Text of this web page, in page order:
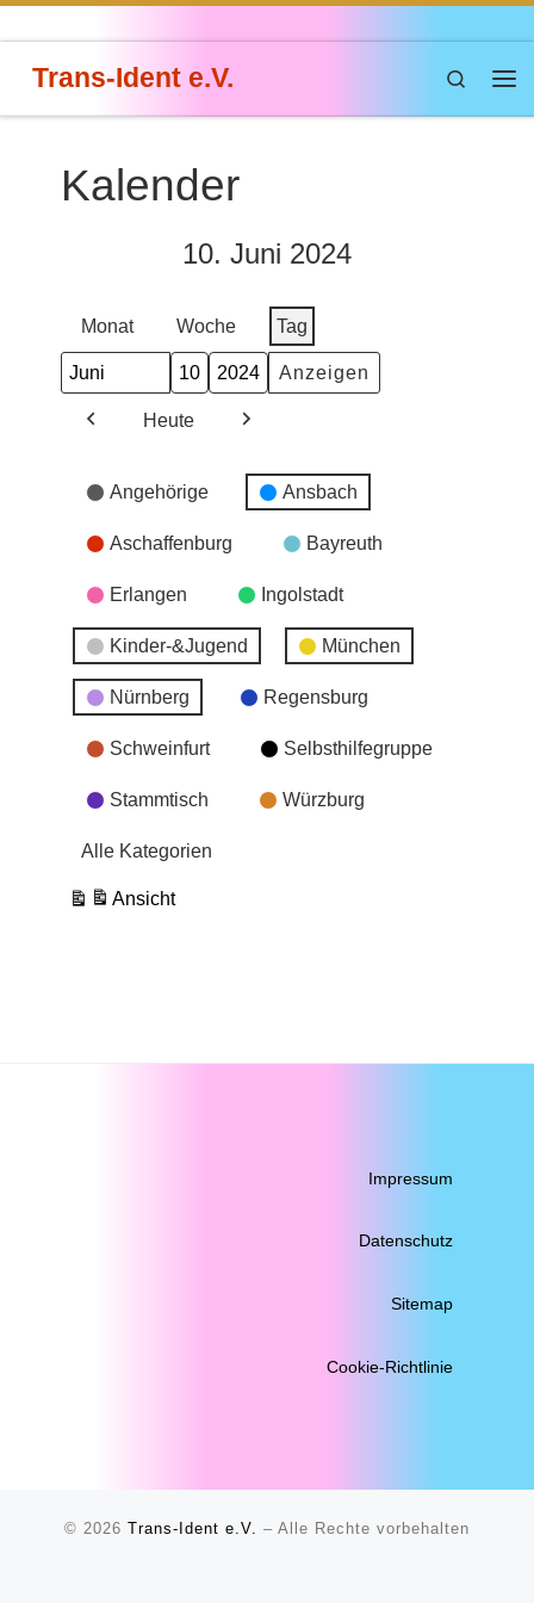
Trans-Ident e.V.
Search
Kalender
10. Juni 2024
Monat Woche Tag
Monat
Tag
Jahr
Heute
Veranstaltungskategorien
Angehörige Ansbach
Aschaffenburg Bayreuth
Erlangen Ingolstadt
Kinder-&Jugend München
Nürnberg Regensburg
Schweinfurt Selbsthilfegruppe
Stammtisch Würzburg
Alle Kategorien
Ansicht
ausdrucken
Impressum
Datenschutz
Sitemap
Cookie-Richtlinie
© 2026 Trans-Ident e.V. – Alle Rechte vorbehalten